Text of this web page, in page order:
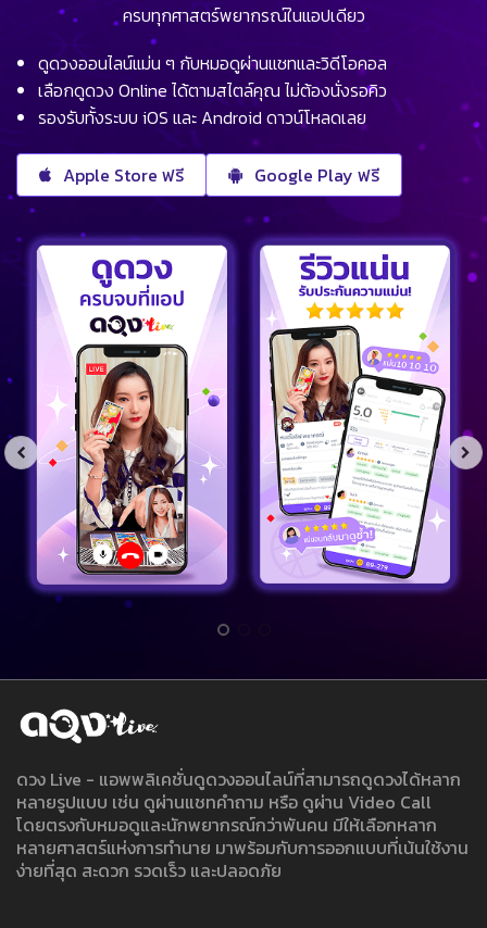
ครบทุกศาสตร์พยากรณ์ในแอปเดียว
ดูดวงออนไลน์แม่น ๆ กับหมอดูผ่านแชทและวิดีโอคอล
เลือกดูดวง Online ได้ตามสไตล์คุณ ไม่ต้องนั่งรอคิว
รองรับทั้งระบบ iOS และ Android ดาวน์โหลดเลย
Apple Store ฟรี Google Play ฟรี
ดวง Live - แอพพลิเคชั่นดูดวงออนไลน์ที่สามารถดูดวงได้หลาก
หลายรูปแบบ เช่น ดูผ่านแชทคำถาม หรือ ดูผ่าน Video Call
โดยตรงกับหมอดูและนักพยากรณ์กว่าพันคน มีให้เลือกหลาก
หลายศาสตร์แห่งการทำนาย มาพร้อมกับการออกแบบที่เน้นใช้งาน
ง่ายที่สุด สะดวก รวดเร็ว และปลอดภัย